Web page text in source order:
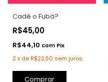
Cadê o Fubá?
R$45,00
R$44,10 com Pix
2x deR$22,50 sem juros
Comprar